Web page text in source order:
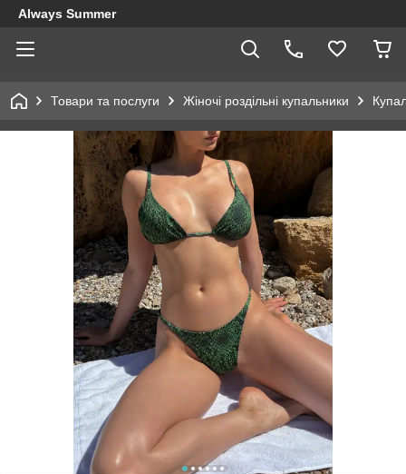
Always Summer
Товари та послуги Жіночі роздільні купальники